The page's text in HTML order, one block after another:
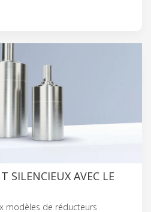
SILENCIEUX AVEC LE
modèles de réducteurs